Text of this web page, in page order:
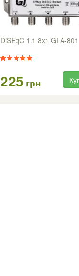
DiSEqC 1.1 8x1 GI A-801
225 грн